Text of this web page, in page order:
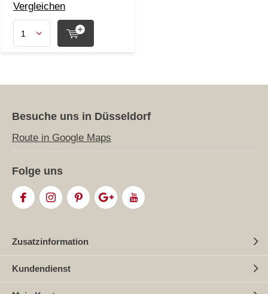
Vergleichen
Besuche uns in Düsseldorf
Route in Google Maps
Folge uns
Zusatzinformation
Kundendienst